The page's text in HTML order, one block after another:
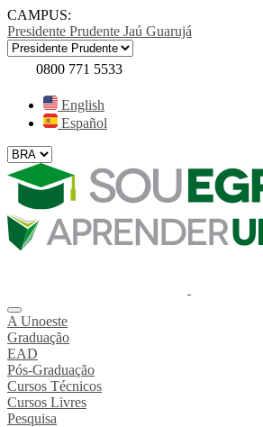
CAMPUS:
Presidente Prudente Jaú Guarujá
0800 771 5533
English
Español
A Unoeste
Graduação
EAD
Pós-Graduação
Cursos Técnicos
Cursos Livres
Pesquisa